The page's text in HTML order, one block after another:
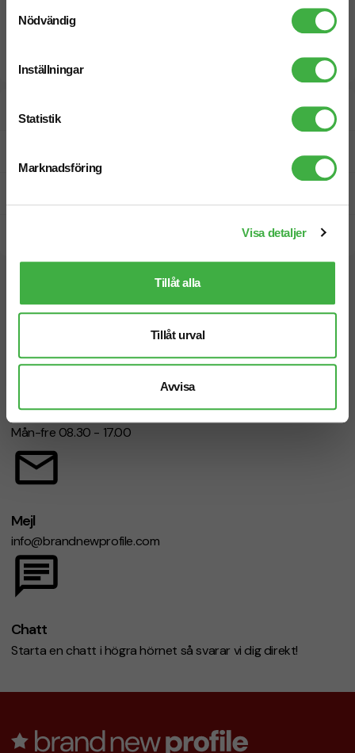
Nödvändig
Inställningar
Statistik
Marknadsföring
Visa detaljer
Tillåt alla
Tillåt urval
Avvisa
Vi hjälper dig gärna!
Telefon: 019-760 65 00
Mån-fre 08.30 - 17.00
Mejl
info@brandnewprofile.com
Chatt
Starta en chatt i högra hörnet så svarar vi dig direkt!